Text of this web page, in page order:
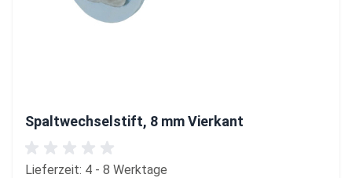
Spaltwechselstift, 8 mm Vierkant
Lieferzeit: 4 - 8 Werktage